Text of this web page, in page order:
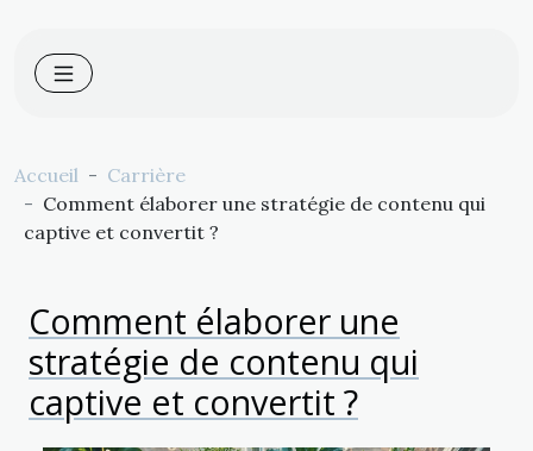
Accueil
Carrière
Comment élaborer une stratégie de contenu qui
captive et convertit ?
Comment élaborer une
stratégie de contenu qui
captive et convertit ?